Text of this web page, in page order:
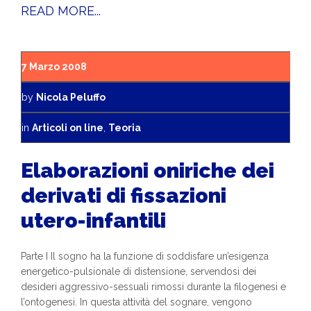
READ MORE...
7 Marzo 2008
by Nicola Peluffo
in Articoli on line Teoria
Elaborazioni oniriche dei
derivati di fissazioni
utero-infantili
Parte I Il sogno ha la funzione di soddisfare un’esigenza
energetico-pulsionale di distensione, servendosi dei
desideri aggressivo-sessuali rimossi durante la filogenesi e
l’ontogenesi. In questa attività del sognare, vengono